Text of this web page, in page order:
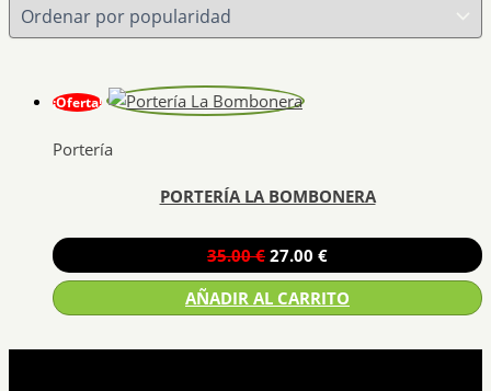
¡Oferta!
Portería
PORTERÍA LA BOMBONERA
35.00€ El
precio
original
27.00 €El
precio
actual
AÑADIR AL CARRITO